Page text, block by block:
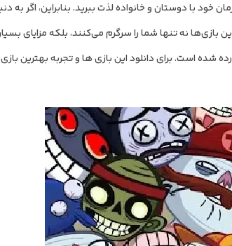
خود با دوستان و خانواده لذت ببرید. بنابراین، اگر به
بازی‌ها نه تنها شما را سرگرم می‌کنند، بلکه مزایای
شده است. برای دانلود این بازی ها و تجربه بهترین